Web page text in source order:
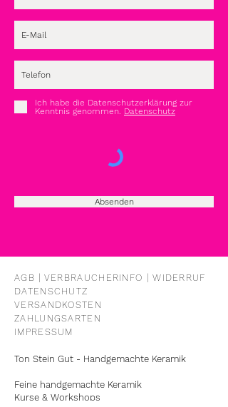
Ich habe die Datenschutzerklärung zur
Kenntnis genommen. Datenschutz
Absenden
AGB | VERBRAUCHERINFO | WIDERRUF
DATENSCHUTZ
VERSANDKOSTEN
ZAHLUNGSARTEN
IMPRESSUM
Ton Stein Gut - Handgemachte Keramik
Feine handgemachte Keramik
Kurse & Workshops